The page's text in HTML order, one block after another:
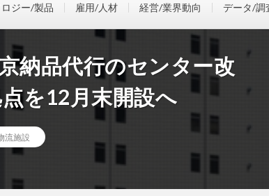
ジー/製品 雇用/人材 経営/業界動向 データ/調
納品代行のセンター改
を12月末開設へ
流施設